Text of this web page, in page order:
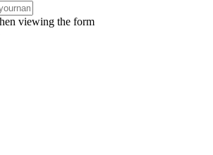
viewing the form